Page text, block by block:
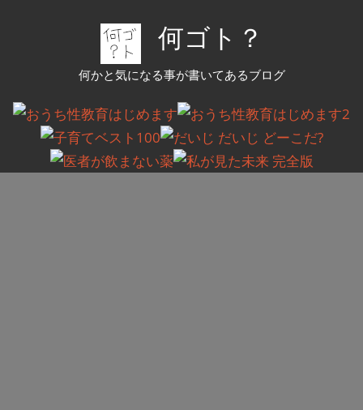
ツ
キ
何ゴト？
何かと気になる事が書いてあるブログ